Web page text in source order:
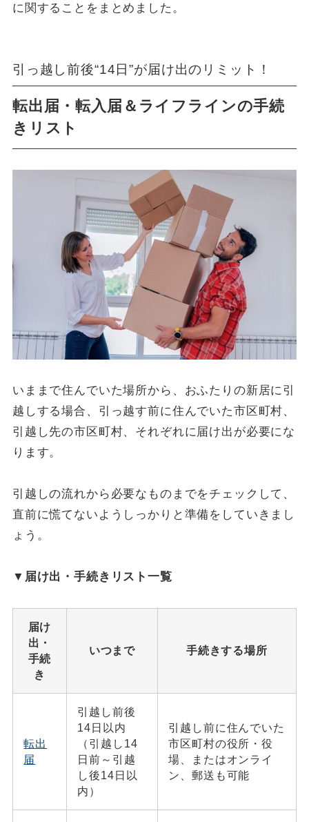
に関することをまとめました。
引っ越し前後“14日”が届け出のリミット！
転出届・転入届＆ライフラインの手続
きリスト
いままで住んでいた場所から、おふたりの新居に引
越しする場合、引っ越す前に住んでいた市区町村、
引越し先の市区町村、それぞれに届け出が必要にな
ります。
引越しの流れから必要なものまでをチェックして、
直前に慌てないようしっかりと準備をしていきまし
ょう。
▼届け出・手続きリスト一覧
届け
出・
手続
き
いつまで 手続きする場所
転出
届
引越し前後
14日以内
（引越し14
日前～引越
し後14日以
内）
引越し前に住んでいた
市区町村の役所・役
場、またはオンライ
ン、郵送も可能